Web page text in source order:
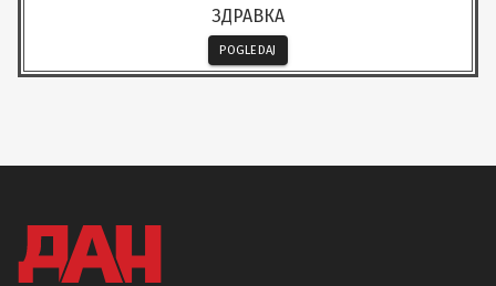
ЗДРАВКА
POGLEDAJ